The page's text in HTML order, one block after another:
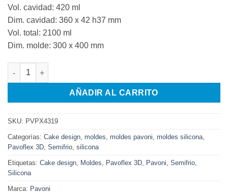
Vol. cavidad: 420 ml
Dim. cavidad: 360 x 42 h37 mm
Vol. total: 2100 ml
Dim. molde: 300 x 400 mm
Molde silicona Dada cantidad
AÑADIR AL CARRITO
SKU: PVPX4319
Categorías: Cake design, moldes, moldes pavoni, moldes silicona,
Pavoflex 3D, Semifrio, silicona
Etiquetas: Cake design, Moldes, Pavoflex 3D, Pavoni, Semifrio,
Silicona
Marca: Pavoni